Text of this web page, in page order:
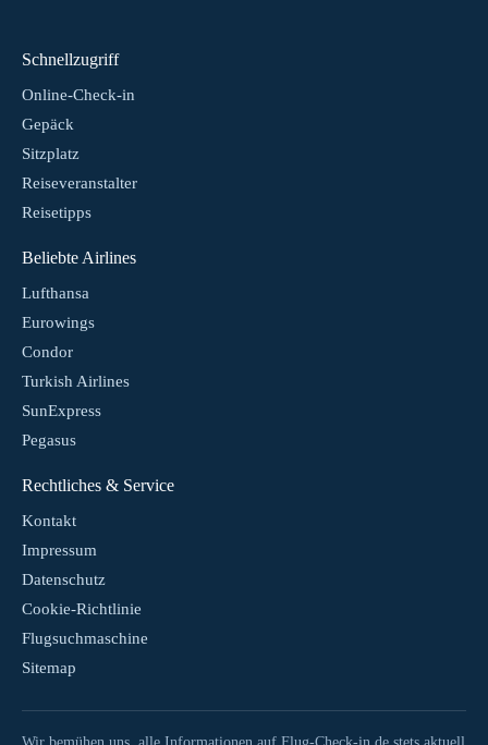
Schnellzugriff
Online-Check-in
Gepäck
Sitzplatz
Reiseveranstalter
Reisetipps
Beliebte Airlines
Lufthansa
Eurowings
Condor
Turkish Airlines
SunExpress
Pegasus
Rechtliches & Service
Kontakt
Impressum
Datenschutz
Cookie-Richtlinie
Flugsuchmaschine
Sitemap